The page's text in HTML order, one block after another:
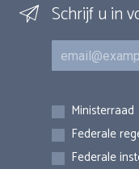
Schrijf u in
E-mail
Inschrijvingen
Ministerraad
Federale
Federale